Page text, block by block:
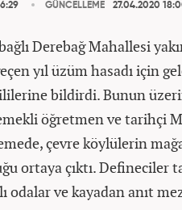
GÜNCELLEME 27.04.2020
Derebağ Mahallesi
yıl üzüm hasadı için
bildirdi. Bunun
öğretmen ve tarihçi
çevre köylülerin
ortaya çıktı. Defineciler
odalar ve kayadan anıt